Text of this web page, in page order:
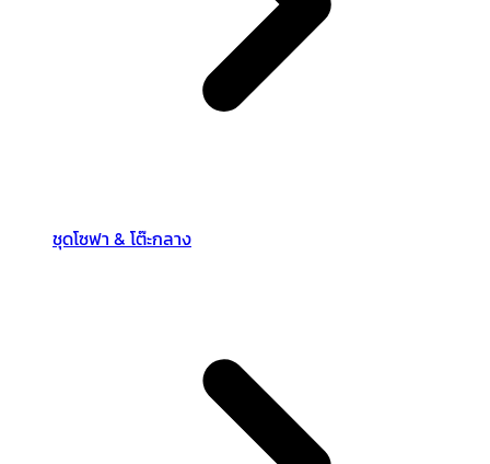
ชุดโซฟา & โต๊ะกลาง